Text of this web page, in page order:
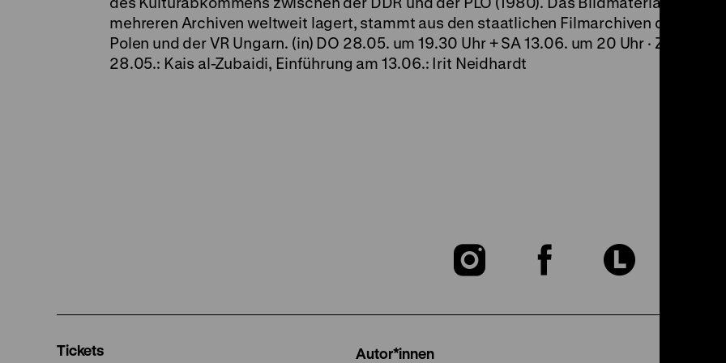
mehreren Archiven weltweit lagert, stammt aus den staatlichen Filmarchiven der DDR,
Polen und der VR Ungarn. (in) DO 28.05. um 19.30 Uhr + SA 13.06. um 20 Uhr · Zu Gast am
28.05.: Kais al-Zubaidi, Einführung am 13.06.: Irit Neidhardt
Zu
Zu
Zu
Tickets Autor*innen